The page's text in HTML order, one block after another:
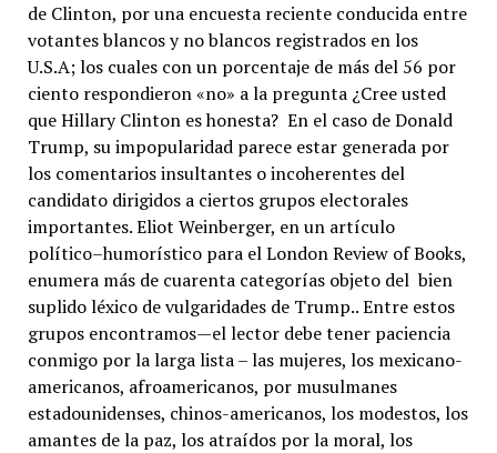
de Clinton, por una encuesta reciente conducida entre
votantes blancos y no blancos registrados en los
U.S.A; los cuales con un porcentaje de más del 56 por
ciento respondieron «no» a la pregunta ¿Cree usted
que Hillary Clinton es honesta? En el caso de Donald
Trump, su impopularidad parece estar generada por
los comentarios insultantes o incoherentes del
candidato dirigidos a ciertos grupos electorales
importantes. Eliot Weinberger, en un artículo
político–humorístico para el London Review of Books,
enumera más de cuarenta categorías objeto del bien
suplido léxico de vulgaridades de Trump.. Entre estos
grupos encontramos—el lector debe tener paciencia
conmigo por la larga lista – las mujeres, los mexicano-
americanos, afroamericanos, por musulmanes
estadounidenses, chinos-americanos, los modestos, los
amantes de la paz, los atraídos por la moral, los